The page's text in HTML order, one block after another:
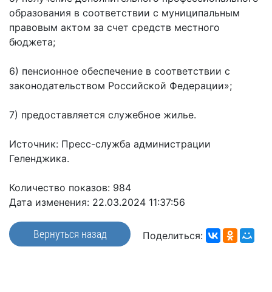
образования в соответствии с муниципальным
правовым актом за счет средств местного
бюджета;
6) пенсионное обеспечение в соответствии с
законодательством Российской Федерации»;
7) предоставляется служебное жилье.
Источник: Пресс-служба администрации
Геленджика.
Количество показов: 984
Дата изменения: 22.03.2024 11:37:56
Вернуться назад Поделиться: